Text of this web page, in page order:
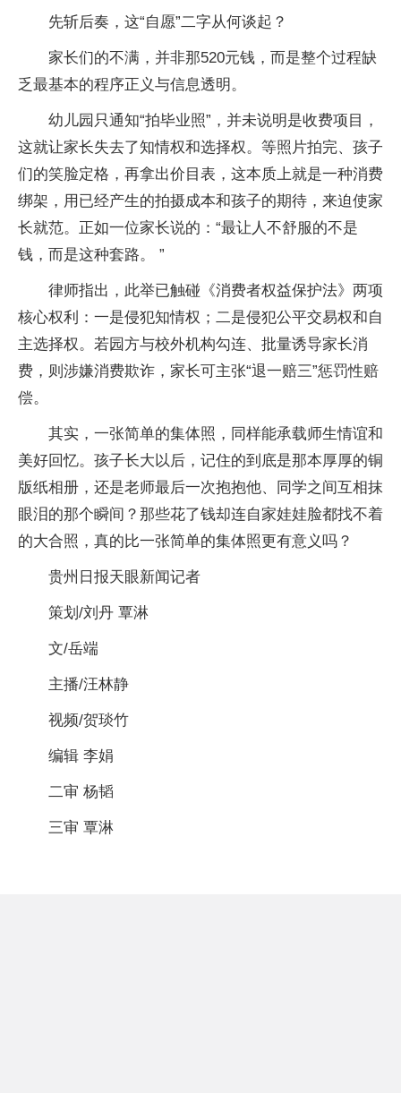
先斩后奏，这“自愿”二字从何谈起？
家长们的不满，并非那520元钱，而是整个过程缺
乏最基本的程序正义与信息透明。
幼儿园只通知“拍毕业照”，并未说明是收费项目，
这就让家长失去了知情权和选择权。等照片拍完、孩子
们的笑脸定格，再拿出价目表，这本质上就是一种消费
绑架，用已经产生的拍摄成本和孩子的期待，来迫使家
长就范。正如一位家长说的：“最让人不舒服的不是
钱，而是这种套路。 ”
律师指出，此举已触碰《消费者权益保护法》两项
核心权利：一是侵犯知情权；二是侵犯公平交易权和自
主选择权。若园方与校外机构勾连、批量诱导家长消
费，则涉嫌消费欺诈，家长可主张“退一赔三”惩罚性赔
偿。
其实，一张简单的集体照，同样能承载师生情谊和
美好回忆。孩子长大以后，记住的到底是那本厚厚的铜
版纸相册，还是老师最后一次抱抱他、同学之间互相抹
眼泪的那个瞬间？那些花了钱却连自家娃娃脸都找不着
的大合照，真的比一张简单的集体照更有意义吗？
贵州日报天眼新闻记者
策划/刘丹 覃淋
文/岳端
主播/汪林静
视频/贺琰竹
编辑 李娟
二审 杨韬
三审 覃淋